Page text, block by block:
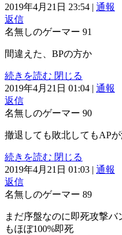
2019年4月21日 23:54 | 通報
返信
名無しのゲーマー 91
間違えた、BPの方か
続きを読む 閉じる
2019年4月21日 01:04 | 通報
返信
名無しのゲーマー 90
撤退しても敗北してもAP
続きを読む 閉じる
2019年4月21日 01:03 | 通報
返信
名無しのゲーマー 89
まだ序盤なのに即死攻撃
もほぼ100%即死